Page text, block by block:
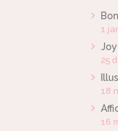
1
25
18
16